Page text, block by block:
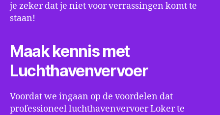
je zeker dat je niet voor verrassingen komt te
staan!
Maak kennis met
Luchthavenvervoer
Voordat we ingaan op de voordelen dat
professioneel luchthavenvervoer Loker te